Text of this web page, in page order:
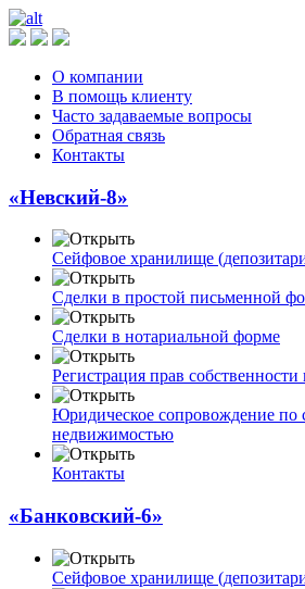
О компании
В помощь клиенту
Часто задаваемые вопросы
Обратная связь
Контакты
«Невский-8»
Сейфовое хранилище
Сделки в простой письменной
Сделки в нотариальной форме
Регистрация прав собственности
Юридическое сопровождение по
недвижимостью
Контакты
«Банковский-6»
Сейфовое хранилище